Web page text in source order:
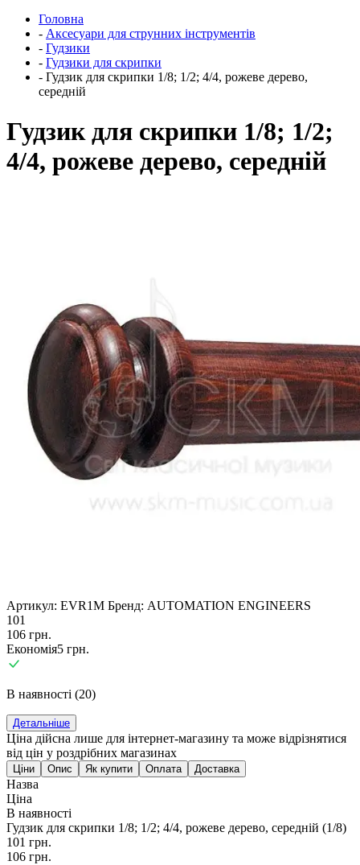
Головна
- Аксесуари для струнних інструментів
- Гудзики
- Гудзики для скрипки
- Гудзик для скрипки 1/8; 1/2; 4/4, рожеве дерево,
середній
Гудзик для скрипки 1/8; 1/2;
4/4, рожеве дерево, середній
Артикул: EVR1M Бренд: AUTOMATION ENGINEERS
101
106 грн.
Економія5 грн.
В наявності (20)
Детальніше
Ціна дійсна лише для інтернет-магазину та може відрізнятися
від цін у роздрібних магазинах
Ціни Опис Як купити Оплата Доставка
Назва
Ціна
В наявності
Гудзик для скрипки 1/8; 1/2; 4/4, рожеве дерево, середній (1/8)
101 грн.
106 грн.